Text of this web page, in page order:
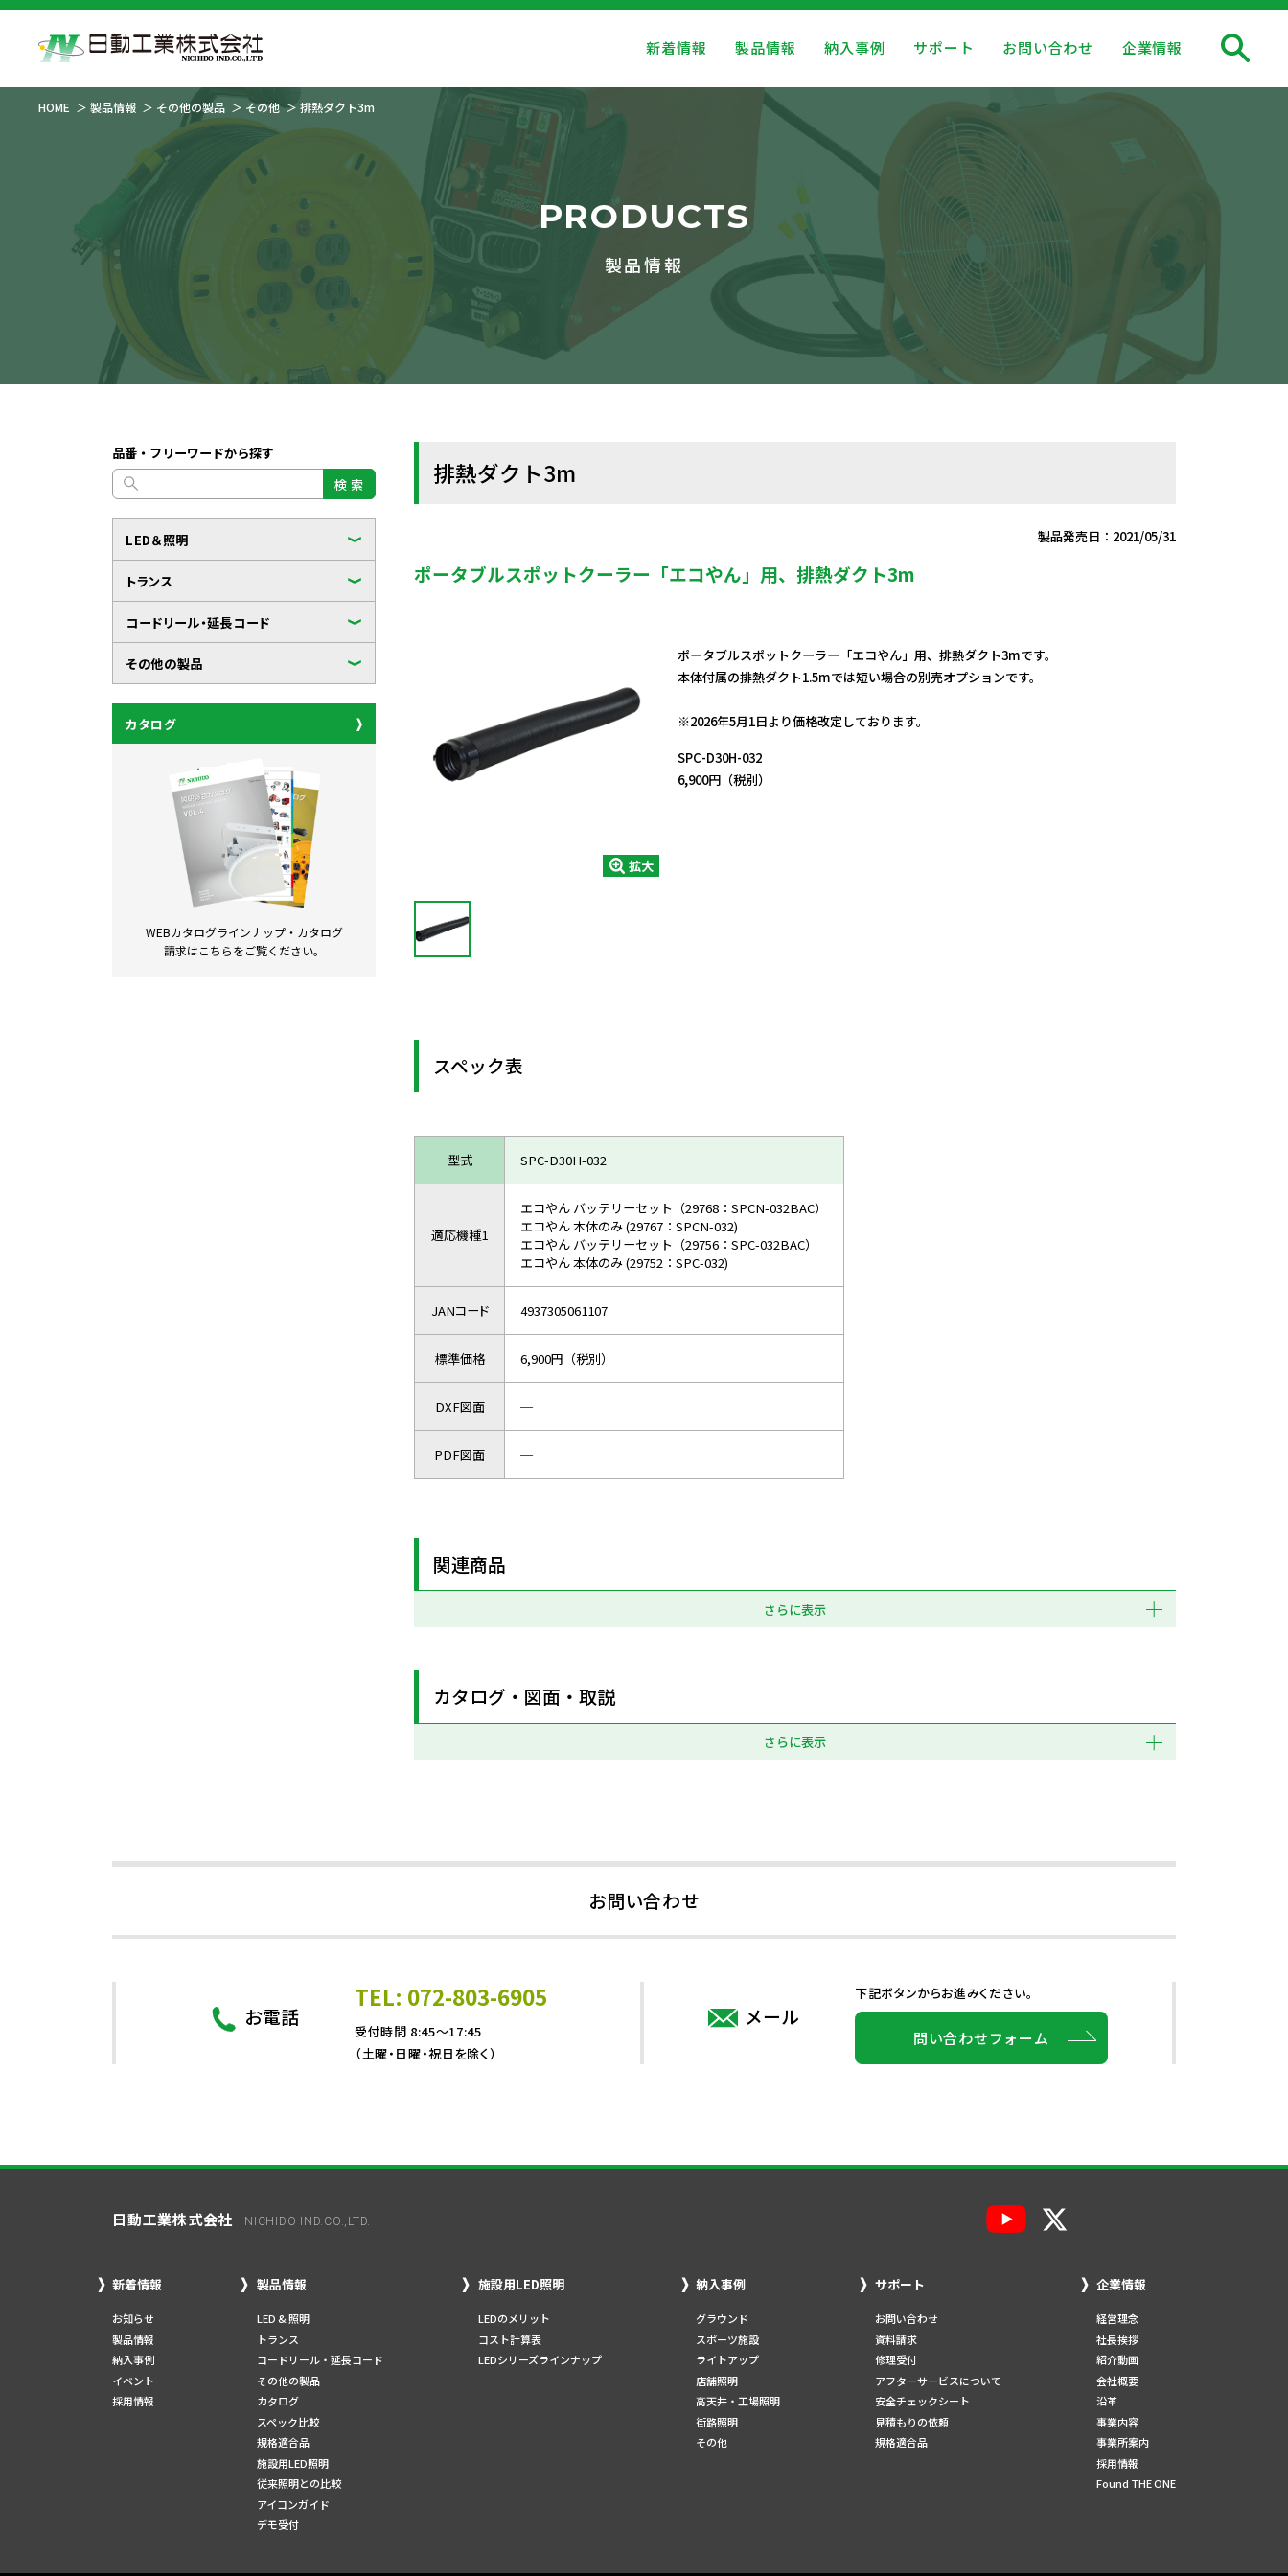
新着情報 製品情報 納入事例 サポート お問い合わせ 企業情報
HOME 製品情報 その他の製品 その他 排熱ダクト3m
PRODUCTS
製品情報
品番・フリーワードから探す
検 索
LED＆照明
トランス
コードリール・延長コード
その他の製品
カタログ
WEBカタログラインナップ・ カタログ
請求はこちらをご覧ください。
排熱ダクト3m
製品発売日：2021/05/31
ポータブルスポットクーラー「エコやん」用、排熱ダクト3m
拡大
ポータブルスポットクーラー「エコやん」用、排熱ダクト3mです。
本体付属の排熱ダクト1.5mでは短い場合の別売オプションです。
※2026年5月1日より価格改定しております。
SPC-D30H-032
6,900円（税別）
スペック表
型式 SPC-D30H-032
適応機種1
エコやん バッテリーセット（29768：SPCN-032BAC）
エコやん 本体のみ (29767：SPCN-032)
エコやん バッテリーセット（29756：SPC-032BAC）
エコやん 本体のみ (29752：SPC-032)
JANコード 4937305061107
標準価格 6,900円（税別）
DXF図面 ─
PDF図面 ─
関連商品
さらに表示
カタログ・図面・取説
さらに表示
お問い合わせ
お電話
TEL: 072-803-6905
受付時間 8:45～17:45
（土曜・日曜・祝日を除く）
メール
下記ボタンからお進みください。
問い合わせフォーム
日動工業株式会社 NICHIDO IND.CO.,LTD.
新着情報
お知らせ
製品情報
納入事例
イベント
採用情報
製品情報
LED & 照明
トランス
コードリール・延長コード
その他の製品
カタログ
スペック比較
規格適合品
施設用LED照明
従来照明との比較
アイコンガイド
デモ受付
施設用LED照明
LEDのメリット
コスト計算表
LEDシリーズラインナップ
納入事例
グラウンド
スポーツ施設
ライトアップ
店舗照明
高天井・工場照明
街路照明
その他
サポート
お問い合わせ
資料請求
修理受付
アフターサービスについて
安全チェックシート
見積もりの依頼
規格適合品
企業情報
経営理念
社長挨拶
紹介動画
会社概要
沿革
事業内容
事業所案内
採用情報
Found THE ONE